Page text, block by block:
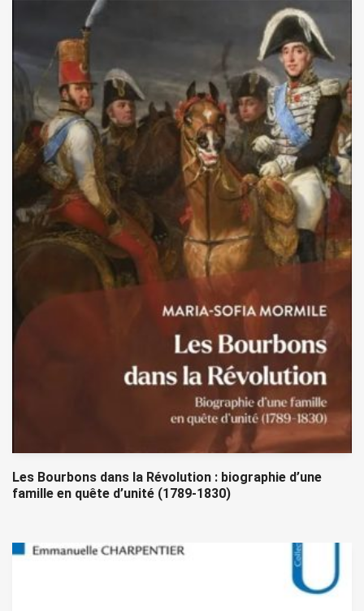
Les Bourbons dans la Révolution : biographie d’une
famille en quête d’unité (1789-1830)